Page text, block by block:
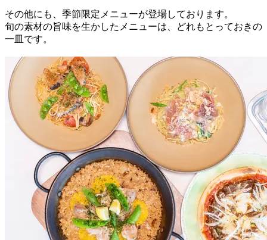
その他にも、季節限定メニューが登場しております。
旬の素材の旨味を生かしたメニューは、どれもとっておきの
一皿です。